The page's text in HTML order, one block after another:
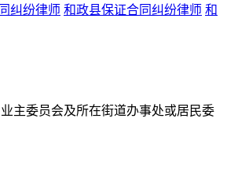
纠纷律师 和政县保证合同纠纷律师 和
主委员会及所在街道办事处或居民委